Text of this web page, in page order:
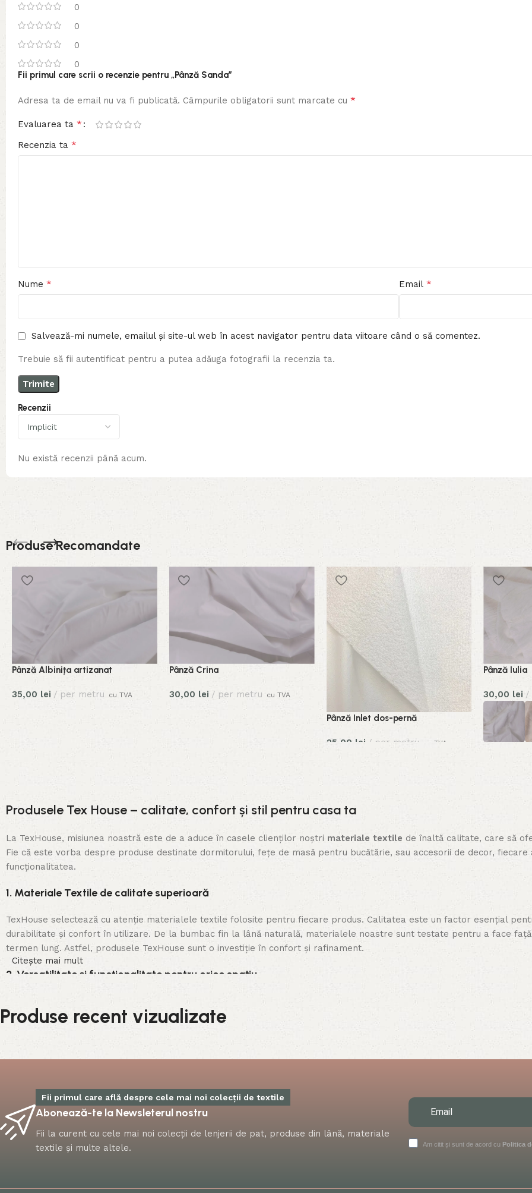
0
0
0
0
Recenzii
Nu există recenzii până acum.
Fii primul care scrii o recenzie pentru „Pânză Sanda”
Adresa ta de email nu va fi publicată. Câmpurile obligatorii sunt marcate cu *
Evaluarea ta *
Recenzia ta *
Nume * Email *
Salvează-mi numele, emailul și site-ul web în acest navigator pentru data viitoare când o să comentez.
Trebuie să fii autentificat pentru a putea adăuga fotografii la recenzia ta.
Produse Recomandate
Pânză Albinița artizanat
35,00 lei per metru cu TVA
Pânză Crina
30,00 lei per metru cu TVA
Pânză Inlet dos-pernă
25,00 lei per metru cu TVA
Pânză Iulia
30,00 lei
Produsele Tex House – calitate, confort și stil pentru casa ta
La TexHouse, misiunea noastră este de a aduce în casele clienților noștri materiale textile de înaltă calitate, care să
Fie că este vorba despre produse destinate dormitorului, fețe de masă pentru bucătărie, sau accesorii de decor,
funcționalitatea.
1. Materiale Textile de calitate superioară
TexHouse selectează cu atenție materialele textile folosite pentru fiecare produs. Calitatea este un factor esențial
durabilitate și confort în utilizare. De la bumbac fin la lână naturală, materialele noastre sunt testate pentru a face
termen lung. Astfel, produsele TexHouse sunt o investiție în confort și rafinament.
2. Versatilitate și funcționalitate pentru orice spațiu
noastre sunt versatile și se potrivesc perfect în orice tip de decor – de la modern și minimalist până la clasic și
senzație de relaxare, esențială pentru starea de bine acasă. Ne asigurăm că fiecare articol este realizat din materiale
confortabil și în momentele de relaxare.
4. Produse prietenoase cu mediul
Citește mai mult
Produse recent vizualizate
Fii primul care află despre cele mai noi colecții de textile
Abonează-te la Newsleterul nostru
Fii la curent cu cele mai noi colecții de lenjerii de pat, produse din lână, materiale
textile și multe altele.
Am citit și sunt de acord cu Politica